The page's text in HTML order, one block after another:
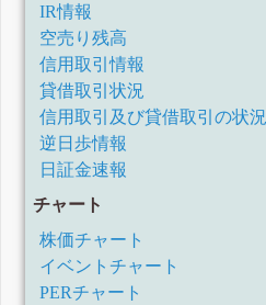
IR情報
空売り残高
信用取引情報
貸借取引状況
信用取引及び貸借取引の状況
逆日歩情報
日証金速報
チャート
株価チャート
イベントチャート
PERチャート